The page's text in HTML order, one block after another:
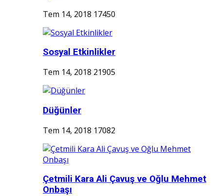
Tem 14, 2018 17450
Sosyal Etkinlikler
Tem 14, 2018 21905
Düğünler
Tem 14, 2018 17082
Çetmili Kara Ali Çavuş ve Oğlu Mehmet
Onbaşı